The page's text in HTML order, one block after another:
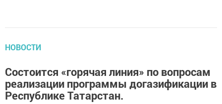
НОВОСТИ
Состоится «горячая линия» по вопросам
реализации программы догазификации в
Республике Татарстан.